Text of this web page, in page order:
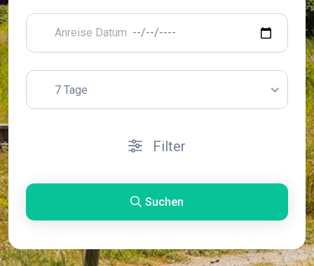
7 Tage
Filter
Suchen